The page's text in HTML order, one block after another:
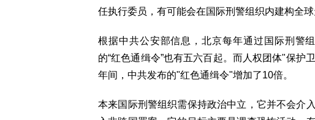
任执行委员，有可能会在国际刑警组织内建构全球
根据中共公安部信息，北京每年通过国际刑警
的“红色通缉令”也有五六百起。而人权团体"保
年间，中共发布的"红色通缉令"增加了10倍。
本来国际刑警组织需保持政治中立，它并不会介